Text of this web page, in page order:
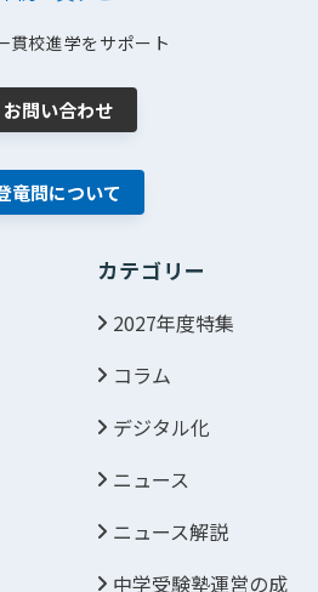
貫校進学をサポート
お問い合わせ
竜問について
カテゴリー
2027年度特集
コラム
デジタル化
ニュース
ニュース解説
中学受験塾運営の成